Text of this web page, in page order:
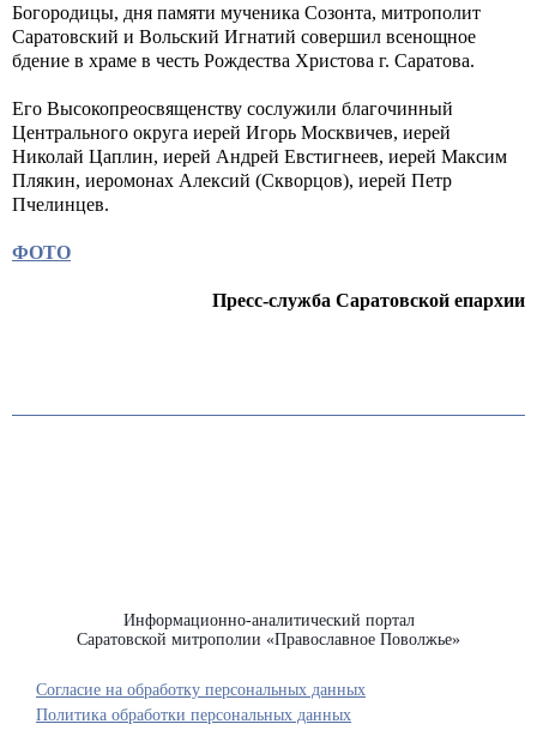
Богородицы, дня памяти мученика Созонта, митрополит
Саратовский и Вольский Игнатий совершил всенощное
бдение в храме в честь Рождества Христова г. Саратова.
Его Высокопреосвященству сослужили благочинный
Центрального округа иерей Игорь Москвичев, иерей
Николай Цаплин, иерей Андрей Евстигнеев, иерей Максим
Плякин, иеромонах Алексий (Скворцов), иерей Петр
Пчелинцев.
ФОТО
Пресс-служба Саратовской епархии
Информационно-аналитический портал
Саратовской митрополии «Православное Поволжье»
Согласие на обработку персональных данных
Политика обработки персональных данных